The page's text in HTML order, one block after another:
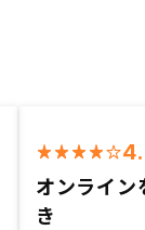
オンライン
き